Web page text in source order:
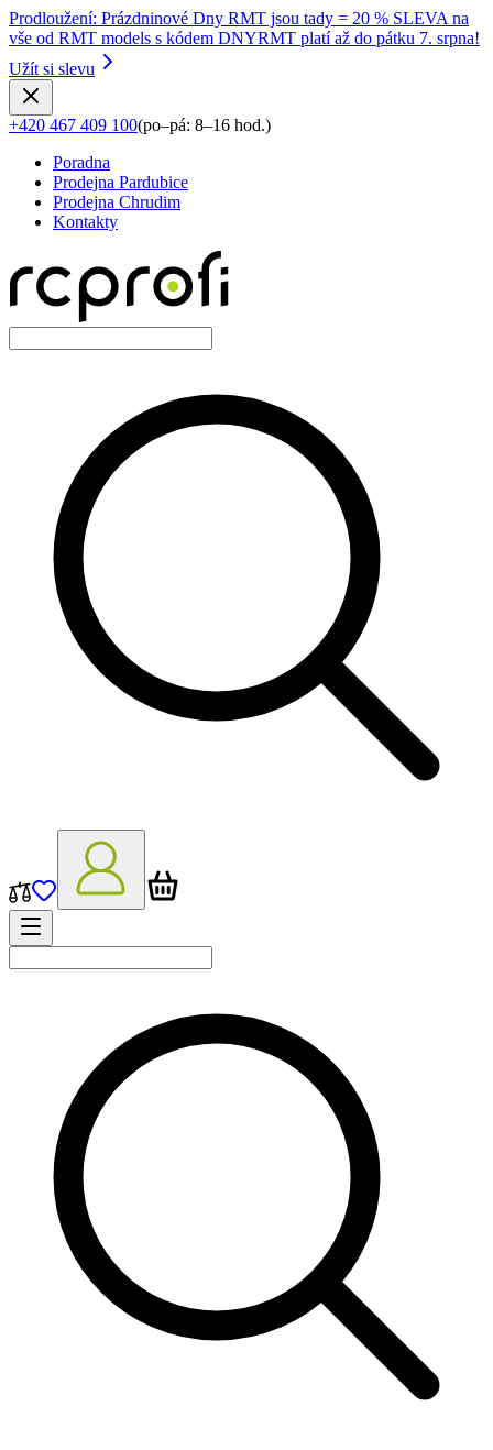
Prodloužení: Prázdninové Dny RMT jsou tady = 20 % SLEVA na
vše od RMT models s kódem DNYRMT platí až do pátku 7. srpna!
Užít si slevu
+420 467 409 100(po–pá: 8–16 hod.)
Poradna
Prodejna Pardubice
Prodejna Chrudim
Kontakty